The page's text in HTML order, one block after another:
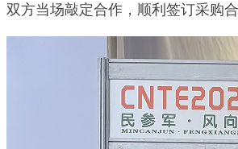
双方当场敲定合作，顺利签订采购合